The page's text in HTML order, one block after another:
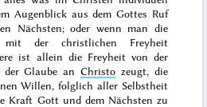
Augenblick aus dem Gottes Ruf
Nächsten; oder wenn man die
mit der christlichen Freyheit
ist allein die Freyheit von der
der Glaube anChristo zeugt, die
Willen, folglich aller Selbstheit
Kraft Gott und dem Nächsten zu